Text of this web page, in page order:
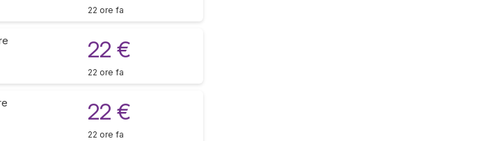
22 ore fa
22 €
22 ore fa
22 €
22 ore fa